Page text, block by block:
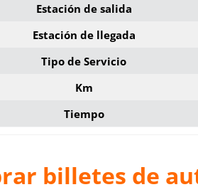
Estación de salida
Estación de llegada
Tipo de Servicio
Km
Tiempo
billetes de